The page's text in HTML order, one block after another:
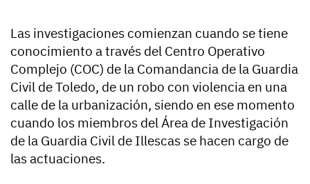
Las investigaciones comienzan cuando se tiene
conocimiento a través del Centro Operativo
Complejo (COC) de la Comandancia de la Guardia
Civil de Toledo, de un robo con violencia en una
calle de la urbanización, siendo en ese momento
cuando los miembros del Área de Investigación
de la Guardia Civil de Illescas se hacen cargo de
las actuaciones.